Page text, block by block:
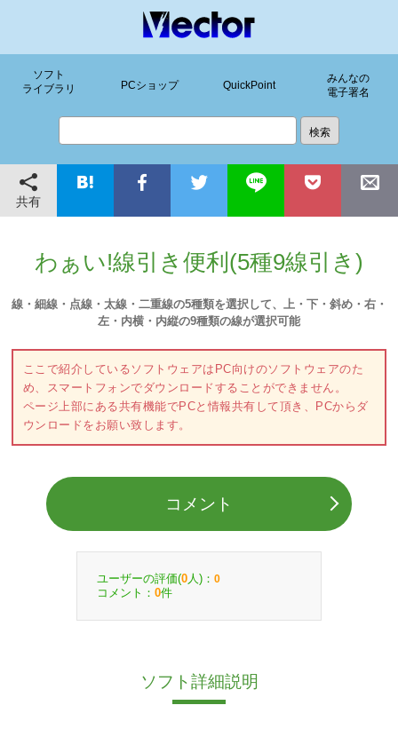
ソフト
ライブラリ
PCショップ QuickPoint
みんなの
電子署名
共有
わぁい!線引き便利(5種9線引き)
線・細線・点線・太線・二重線の5種類を選択して、上・下・斜め・右・
左・内横・内縦の9種類の線が選択可能
ここで紹介しているソフトウェアはPC向けのソフトウェアのた
め、スマートフォンでダウンロードすることができません。
ページ上部にある共有機能でPCと情報共有して頂き、PCからダ
ウンロードをお願い致します。
コメント
ユーザーの評価(0 人)： 0
コメント： 0件
ソフト詳細説明